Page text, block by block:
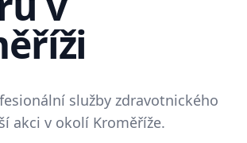
služby zdravotnického
akci v okolí Kroměříže.